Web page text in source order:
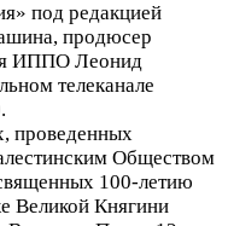
под редакцией
продюсер
ИППО Леонид
телеканале
проведенных
Обществом
100-летию
Великой Княгини